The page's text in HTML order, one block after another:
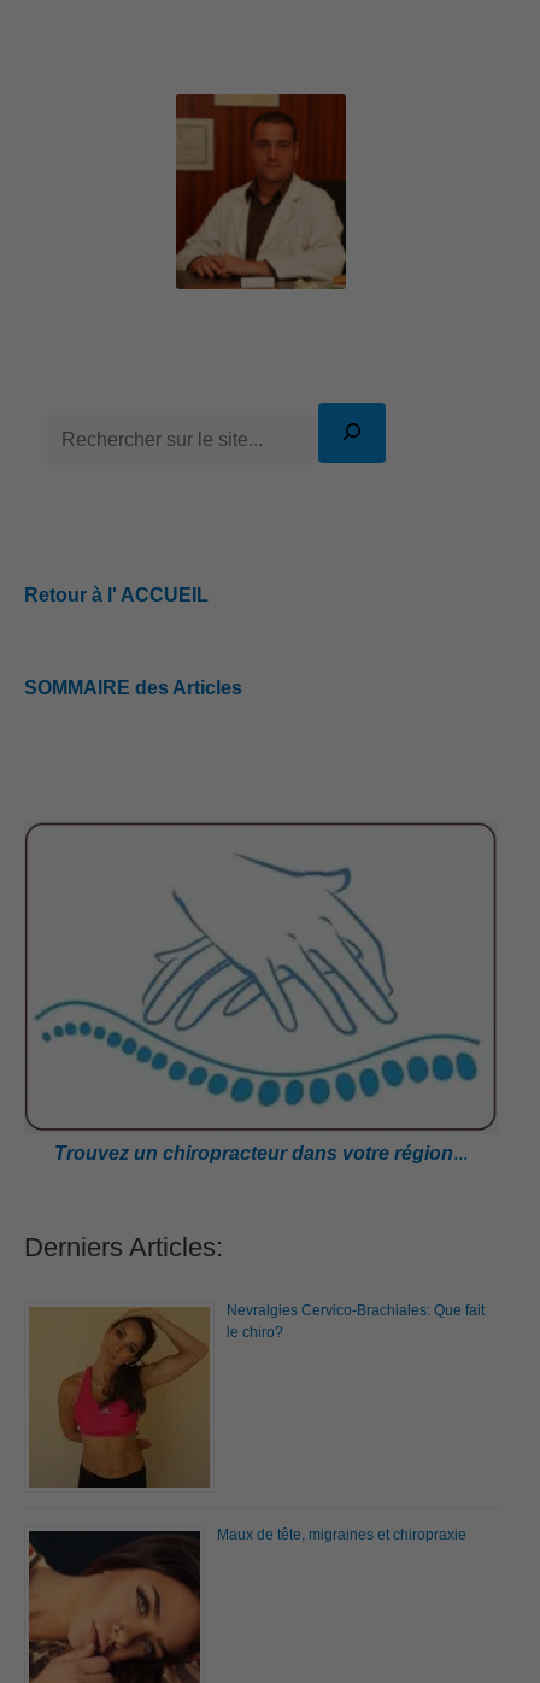
Retour à l' ACCUEIL
SOMMAIRE des Articles
Trouvez un chiropracteur dans votre région...
Derniers Articles:
Nevralgies Cervico-Brachiales: Que fait
le chiro?
Maux de tête, migraines et chiropraxie